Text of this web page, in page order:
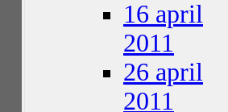
16 april
2011
26 april
2011